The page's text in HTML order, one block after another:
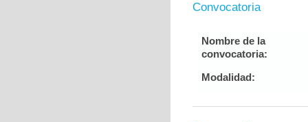
Convocatoria
Nombre de la
convocatoria:
Modalidad: